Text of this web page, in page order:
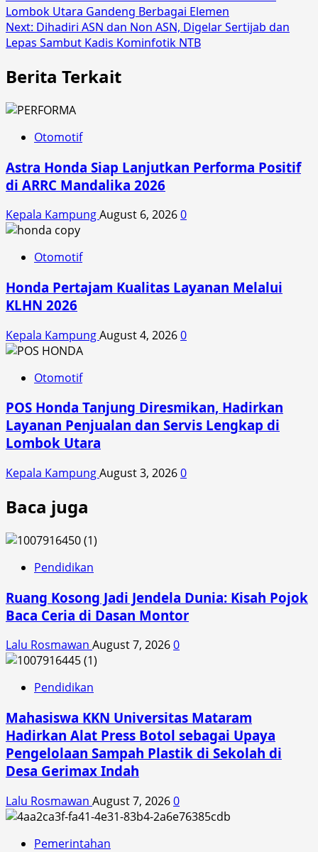
navigation
Lombok Utara Gandeng Berbagai Elemen
Next: Dihadiri ASN dan Non ASN, Digelar Sertijab dan
Lepas Sambut Kadis Kominfotik NTB
Berita Terkait
Otomotif
Astra Honda Siap Lanjutkan Performa Positif
di ARRC Mandalika 2026
Kepala KampungAugust 6, 20260
Otomotif
Honda Pertajam Kualitas Layanan Melalui
KLHN 2026
Kepala KampungAugust 4, 20260
Otomotif
POS Honda Tanjung Diresmikan, Hadirkan
Layanan Penjualan dan Servis Lengkap di
Lombok Utara
Kepala KampungAugust 3, 20260
Baca juga
Pendidikan
Ruang Kosong Jadi Jendela Dunia: Kisah Pojok
Baca Ceria di Dasan Montor
Lalu Rosmawan August 7, 20260
Pendidikan
Mahasiswa KKN Universitas Mataram
Hadirkan Alat Press Botol sebagai Upaya
Pengelolaan Sampah Plastik di Sekolah di
Desa Gerimax Indah
Lalu Rosmawan August 7, 20260
Pemerintahan